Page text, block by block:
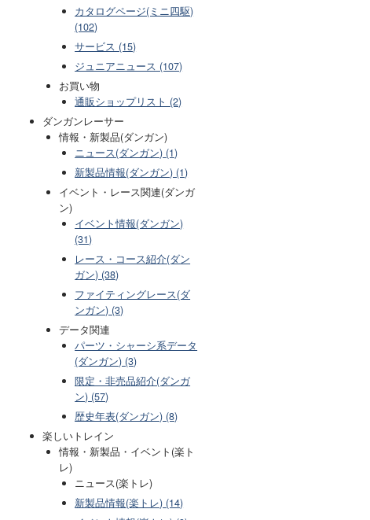
カタログページ(ミニ四駆)
(102)
サービス (15)
ジュニアニュース (107)
お買い物
通販ショップリスト (2)
ダンガンレーサー
情報・新製品(ダンガン)
ニュース(ダンガン) (1)
新製品情報(ダンガン) (1)
イベント・レース関連(ダンガ
ン)
イベント情報(ダンガン)
(31)
レース・コース紹介(ダン
ガン) (38)
ファイティングレース(ダ
ンガン) (3)
データ関連
パーツ・シャーシ系データ
(ダンガン) (3)
限定・非売品紹介(ダンガ
ン) (57)
歴史年表(ダンガン) (8)
楽しいトレイン
情報・新製品・イベント(楽ト
レ)
ニュース(楽トレ)
新製品情報(楽トレ) (14)